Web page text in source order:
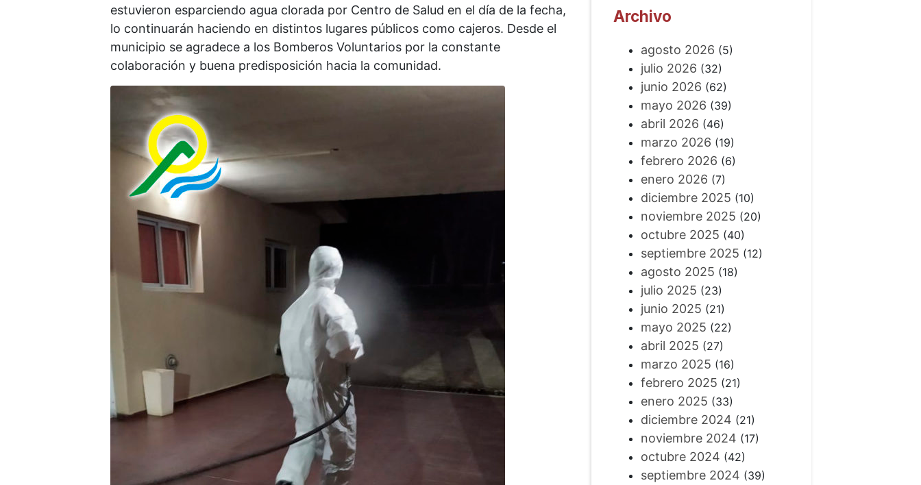
estuvieron esparciendo agua clorada por Centro de Salud en el día de la fecha,
lo continuarán haciendo en distintos lugares públicos como cajeros. Desde el
municipio se agradece a los Bomberos Voluntarios por la constante
colaboración y buena predisposición hacia la comunidad.
Archivo
agosto 2026 (5)
julio 2026 (32)
junio 2026 (62)
mayo 2026 (39)
abril 2026 (46)
marzo 2026 (19)
febrero 2026 (6)
enero 2026 (7)
diciembre 2025 (10)
noviembre 2025 (20)
octubre 2025 (40)
septiembre 2025 (12)
agosto 2025 (18)
julio 2025 (23)
junio 2025 (21)
mayo 2025 (22)
abril 2025 (27)
marzo 2025 (16)
febrero 2025 (21)
enero 2025 (33)
diciembre 2024 (21)
noviembre 2024 (17)
octubre 2024 (42)
septiembre 2024 (39)